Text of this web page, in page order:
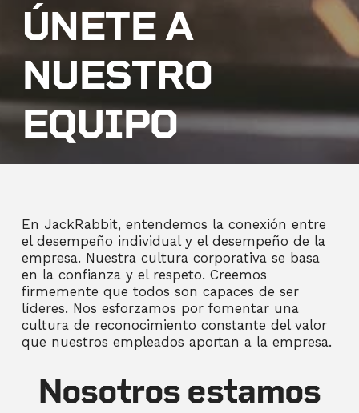
ÚNETE A
NUESTRO
EQUIPO
En JackRabbit, entendemos la conexión entre
el desempeño individual y el desempeño de la
empresa. Nuestra cultura corporativa se basa
en la confianza y el respeto. Creemos
firmemente que todos son capaces de ser
líderes. Nos esforzamos por fomentar una
cultura de reconocimiento constante del valor
que nuestros empleados aportan a la empresa.
Nosotros estamos